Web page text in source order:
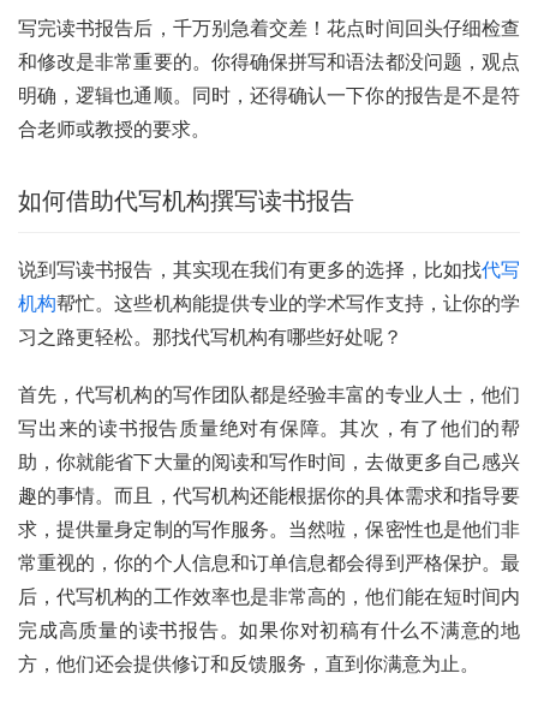
写完读书报告后，千万别急着交差！花点时间回头仔细检查
和修改是非常重要的。你得确保拼写和语法都没问题，观点
明确，逻辑也通顺。同时，还得确认一下你的报告是不是符
合老师或教授的要求。
如何借助代写机构撰写读书报告
说到写读书报告，其实现在我们有更多的选择，比如找代写
机构帮忙。这些机构能提供专业的学术写作支持，让你的学
习之路更轻松。那找代写机构有哪些好处呢？
首先，代写机构的写作团队都是经验丰富的专业人士，他们
写出来的读书报告质量绝对有保障。其次，有了他们的帮
助，你就能省下大量的阅读和写作时间，去做更多自己感兴
趣的事情。而且，代写机构还能根据你的具体需求和指导要
求，提供量身定制的写作服务。当然啦，保密性也是他们非
常重视的，你的个人信息和订单信息都会得到严格保护。最
后，代写机构的工作效率也是非常高的，他们能在短时间内
完成高质量的读书报告。如果你对初稿有什么不满意的地
方，他们还会提供修订和反馈服务，直到你满意为止。